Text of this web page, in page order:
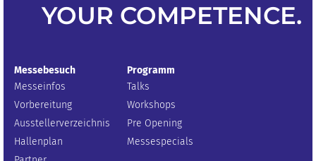
YOUR COMPETENCE.
Messebesuch
Messeinfos
Vorbereitung
Ausstellerverzeichnis
Hallenplan
Programm
Talks
Workshops
Pre Opening
Messespecials